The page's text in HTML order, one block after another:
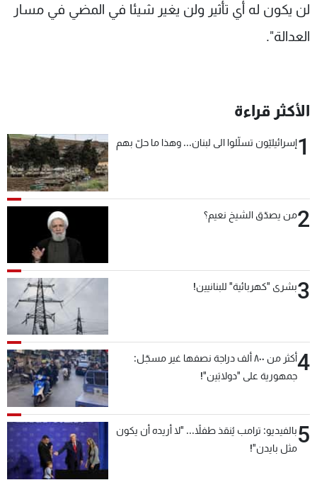
لن يكون له أي تأثير ولن يغير شيئا في المضي في مسار
العدالة".
الأكثر قراءة
1إسرائيليّون تسلّلوا الى لبنان... وهذا ما حلّ بهم
2من يصدّق الشيخ نعيم؟
3بشرى "كهربائية" للبنانيين!
4
أكثر من ٨٠٠ ألف دراجة نصفها غير مسجّل:
جمهورية على "دولابَين"!
5بالفيديو: ترامب يُنقذ طفلاً... "لا أريده أن يكون
مثل بايدن"!